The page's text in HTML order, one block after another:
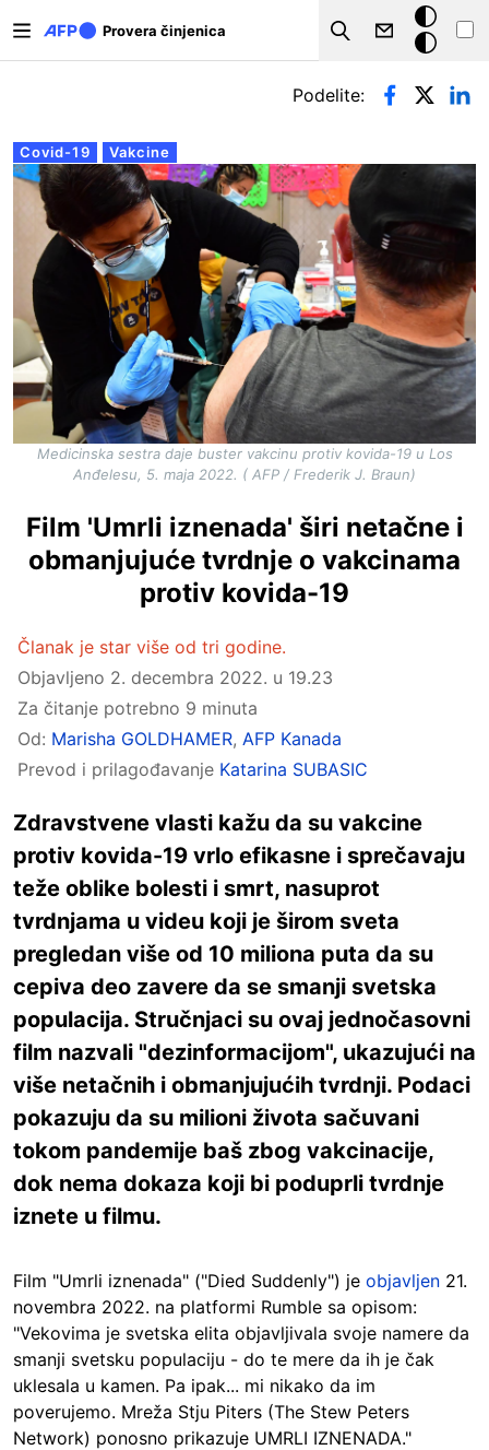
Provera činjenica
Search
Tamna
pozadina
Примарни табови
Covid-19 Vakcine
Podelite:
Medicinska sestra daje buster vakcinu protiv kovida-19 u Los
Anđelesu, 5. maja 2022. ( AFP / Frederik J. Braun)
Film 'Umrli iznenada' širi netačne i
obmanjujuće tvrdnje o vakcinama
protiv kovida-19
Članak je star više od tri godine.
Objavljeno 2. decembra 2022. u 19.23
Za čitanje potrebno 9 minuta
Od: Marisha GOLDHAMER, AFP Kanada
Prevod i prilagođavanje Katarina SUBASIC
Zdravstvene vlasti kažu da su vakcine
protiv kovida-19 vrlo efikasne i sprečavaju
teže oblike bolesti i smrt, nasuprot
tvrdnjama u videu koji je širom sveta
pregledan više od 10 miliona puta da su
cepiva deo zavere da se smanji svetska
populacija. Stručnjaci su ovaj jednočasovni
film nazvali "dezinformacijom", ukazujući na
više netačnih i obmanjujućih tvrdnji. Podaci
pokazuju da su milioni života sačuvani
tokom pandemije baš zbog vakcinacije,
dok nema dokaza koji bi poduprli tvrdnje
iznete u filmu.
Film "Umrli iznenada" ("Died Suddenly") je objavljen 21.
novembra 2022. na platformi Rumble sa opisom:
"Vekovima je svetska elita objavljivala svoje namere da
smanji svetsku populaciju - do te mere da ih je čak
uklesala u kamen. Pa ipak... mi nikako da im
poverujemo. Mreža Stju Piters (The Stew Peters
Network) ponosno prikazuje UMRLI IZNENADA."